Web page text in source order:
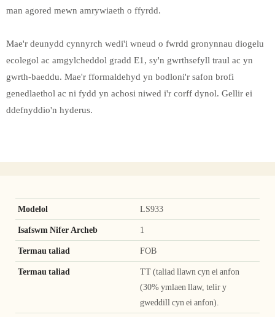
man agored mewn amrywiaeth o ffyrdd.
Mae'r deunydd cynnyrch wedi'i wneud o fwrdd gronynnau diogelu
ecolegol ac amgylcheddol gradd E1, sy'n gwrthsefyll traul ac yn
gwrth-baeddu. Mae'r fformaldehyd yn bodloni'r safon brofi
genedlaethol ac ni fydd yn achosi niwed i'r corff dynol. Gellir ei
ddefnyddio'n hyderus.
Modelol LS933
Isafswm Nifer Archeb 1
Termau taliad FOB
Termau taliad
TT (taliad llawn cyn ei anfon
(30% ymlaen llaw, telir y
gweddill cyn ei anfon).